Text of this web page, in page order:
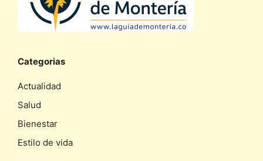
Categorias
Actualidad
Salud
Bienestar
Estilo de vida